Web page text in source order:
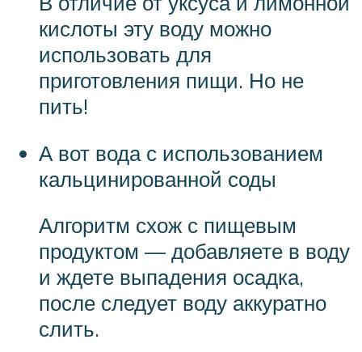
кислоты эту воду можно
использовать для
приготовления пищи. Но не
пить!
А вот вода с использованием
кальцинированной соды
Алгоритм схож с пищевым
продуктом — добавляете в воду
и ждете выпадения осадка,
после следует воду аккуратно
слить.